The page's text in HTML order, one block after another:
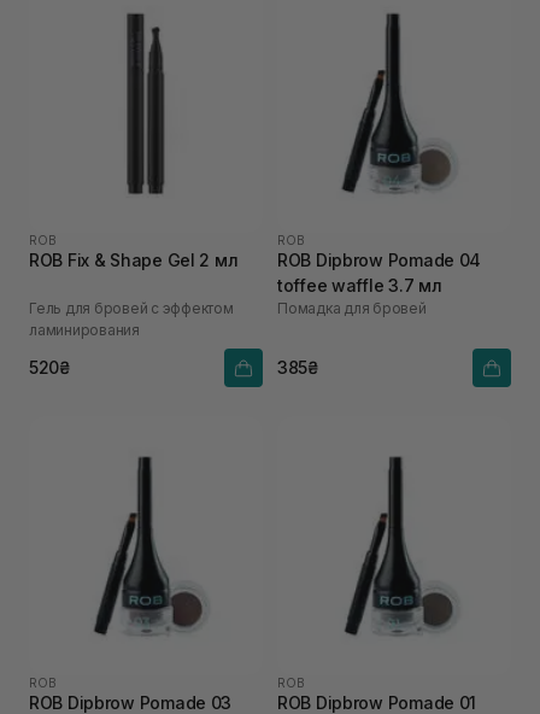
ROB
ROB Fix & Shape Gel 2 мл
Гель для бровей с эффектом
ламинирования
520₴
ROB
ROB Dipbrow Pomade 04
toffee waffle 3.7 мл
Помадка для бровей
385₴
ROB
ROB Dipbrow Pomade 03
ROB
ROB Dipbrow Pomade 01